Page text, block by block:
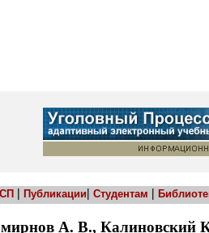
| Публикации| Студентам |
А. В., Калиновский